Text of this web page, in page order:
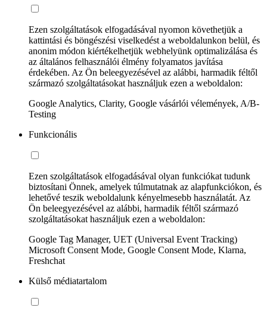
Ezen szolgáltatások elfogadásával nyomon követhetjük a
kattintási és böngészési viselkedést a weboldalunkon belül, és
anonim módon kiértékelhetjük webhelyünk optimalizálása és
az általános felhasználói élmény folyamatos javítása
érdekében. Az Ön beleegyezésével az alábbi, harmadik féltől
származó szolgáltatásokat használjuk ezen a weboldalon:
Google Analytics, Clarity, Google vásárlói vélemények, A/B-
Testing
Funkcionális
Ezen szolgáltatások elfogadásával olyan funkciókat tudunk
biztosítani Önnek, amelyek túlmutatnak az alapfunkciókon, és
lehetővé teszik weboldalunk kényelmesebb használatát. Az
Ön beleegyezésével az alábbi, harmadik féltől származó
szolgáltatásokat használjuk ezen a weboldalon:
Google Tag Manager, UET (Universal Event Tracking)
Microsoft Consent Mode, Google Consent Mode, Klarna,
Freshchat
Külső médiatartalom